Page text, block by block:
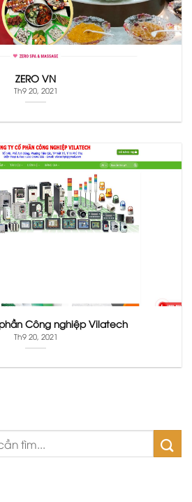
ZERO VN
Th9 20, 2021
Công nghiệp Vilatech
Th9 20, 2021